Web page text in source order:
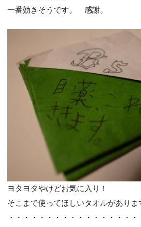
一番効きそうです。 感謝。
ヨタヨタやけどお気に入り！
そこまで使ってほしいタオルがありま
・・・・・・・・・・・・・・・・・